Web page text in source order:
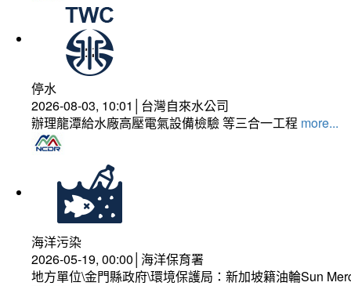
停水
2026-08-03, 10:01│台灣自來水公司
辦理龍潭給水廠高壓電氣設備檢驗 等三合一工程 more...
海洋污染
2026-05-19, 00:00│海洋保育署
地方單位\金門縣政府\環境保護局：新加坡籍油輪Sun